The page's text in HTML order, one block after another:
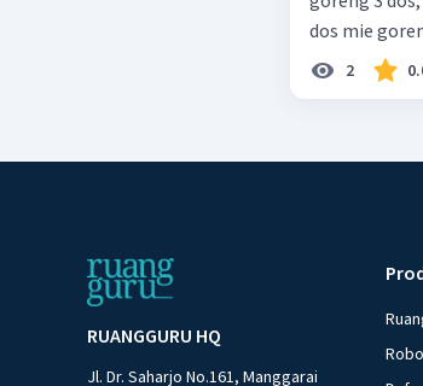
dos mie
2
RUANGGURU HQ
Jl. Dr. Saharjo No.161, Manggarai